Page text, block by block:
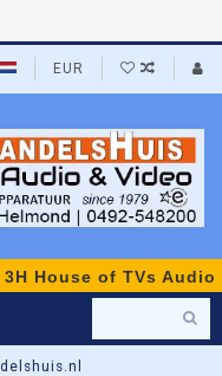
EUR
House of TVs Audio &